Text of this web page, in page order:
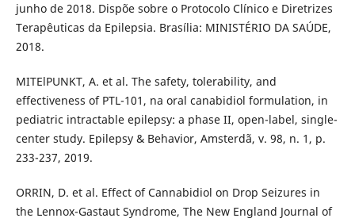
junho de 2018. Dispõe sobre o Protocolo Clínico e Diretrizes
Terapêuticas da Epilepsia. Brasília: MINISTÉRIO DA SAÚDE,
2018.
MITElPUNKT, A. et al. The safety, tolerability, and
effectiveness of PTL-101, na oral canabidiol formulation, in
pediatric intractable epilepsy: a phase II, open-label, single-
center study. Epilepsy & Behavior, Amsterdã, v. 98, n. 1, p.
233-237, 2019.
ORRIN, D. et al. Effect of Cannabidiol on Drop Seizures in
the Lennox-Gastaut Syndrome, The New England Journal of